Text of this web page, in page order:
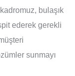
bulaşık
ederek gerekli
sunmayı